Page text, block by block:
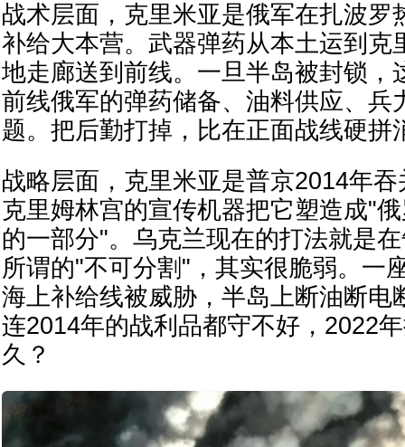
战术层面，克里米亚是俄军在扎波罗
补给大本营。武器弹药从本土运到克
地走廊送到前线。一旦半岛被封锁，
前线俄军的弹药储备、油料供应、兵
题。把后勤打掉，比在正面战线硬拼
战略层面，克里米亚是普京2014年
克里姆林宫的宣传机器把它塑造成"
的一部分"。乌克兰现在的打法就是
所谓的"不可分割"，其实很脆弱。一
海上补给线被威胁，半岛上断油断
连2014年的战利品都守不好，2022
久？